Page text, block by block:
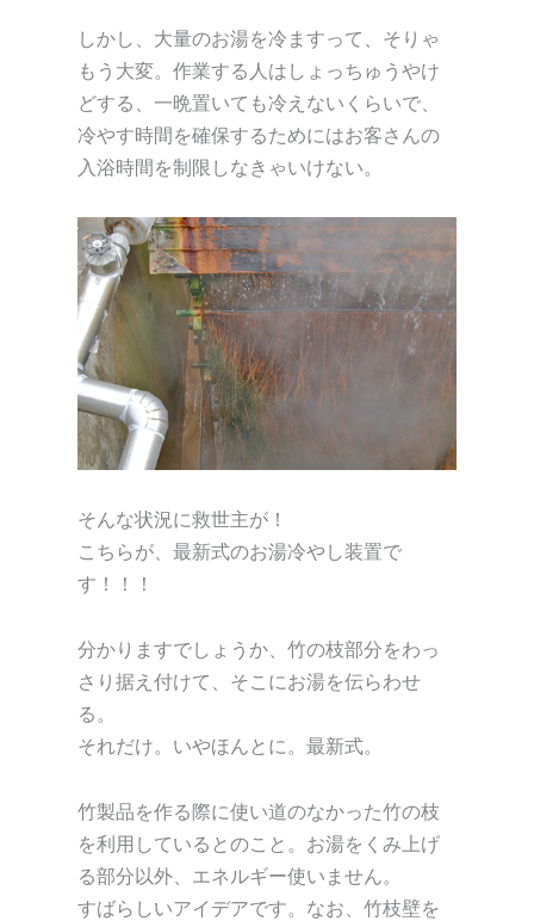
しかし、大量のお湯を冷ますって、そりゃ
もう大変。作業する人はしょっちゅうやけ
どする、一晩置いても冷えないくらいで、
冷やす時間を確保するためにはお客さんの
入浴時間を制限しなきゃいけない。
そんな状況に救世主が！
こちらが、最新式のお湯冷やし装置で
す！！！
分かりますでしょうか、竹の枝部分をわっ
さり据え付けて、そこにお湯を伝らわせ
る。
それだけ。いやほんとに。最新式。
竹製品を作る際に使い道のなかった竹の枝
を利用しているとのこと。お湯をくみ上げ
る部分以外、エネルギー使いません。
すばらしいアイデアです。なお、竹枝壁を